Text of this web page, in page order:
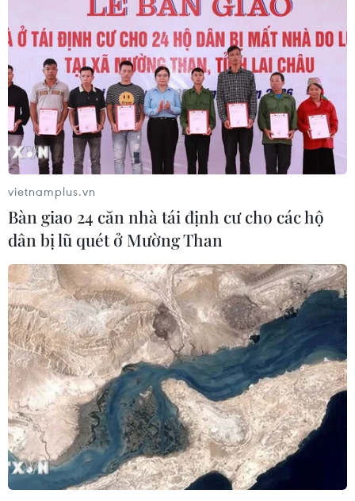
TIN CÙNG CHUYÊN MỤC
Ngoại giao kinh tế: Kiến tạo hệ sinh
thái đồng hành và thúc đẩy tự chủ
công nghệ
06/08/2026 15:33
vietnamplus.vn
Bàn giao 24 căn nhà tái định cư cho các hộ
dân bị lũ quét ở Mường Than